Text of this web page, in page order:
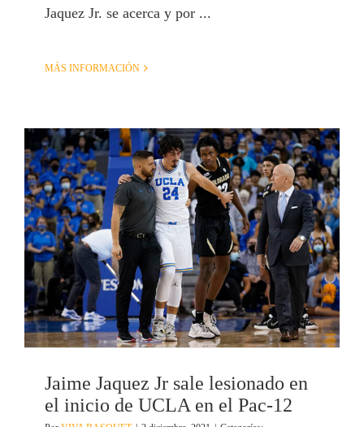
Jaquez Jr. se acerca y por ...
MÁS INFORMACIÓN
Jaime Jaquez Jr sale lesionado en
el inicio de UCLA en el Pac-12